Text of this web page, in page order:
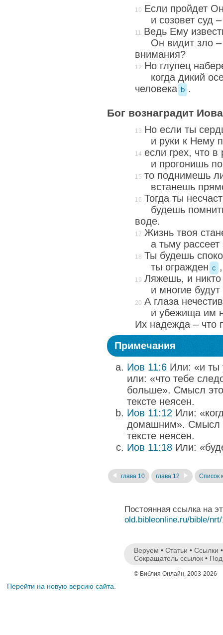
Если пройдет
и созовет суд
Ведь Ему
Он видит зло –
внимания?
Но глупец
когда дикий
человека b .
Бог вознаградит
Но если ты
и руки к Нему
если грех, что в
и прогонишь
то поднимешь
встанешь
Тогда ты
будешь
воде.
Жизнь твоя
а тьму рассеет
Ты будешь
ты огражден c
Ляжешь, и никто
и многие
А глаза
и убежища им
Их надежда – что
Примечания
Иов 11:6 Или: «и ты
или: «что тебе
больше». Смысл
тексте неясен.
Иов 11:12 Или:
домашним». Смысл
тексте неясен.
Иов 11:18 Или:
глава 10 глава 12 Список
Постоянная ссылка на
old.bibleonline.ru/bible/
Веруем • Статьи • Ссылки
Сокращатель ссылок •
© Библия Онлайн, 2003-2026
Перейти на новую версию сайта.